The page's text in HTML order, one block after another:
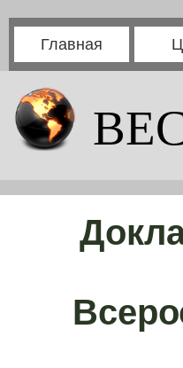
Главная